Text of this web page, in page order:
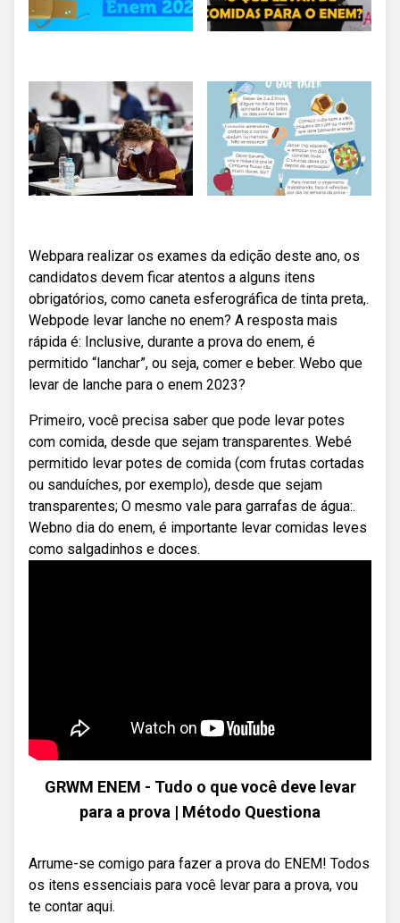
Webpara realizar os exames da edição deste ano, os
candidatos devem ficar atentos a alguns itens
obrigatórios, como caneta esferográfica de tinta preta,.
Webpode levar lanche no enem? A resposta mais
rápida é: Inclusive, durante a prova do enem, é
permitido “lanchar”, ou seja, comer e beber. Webo que
levar de lanche para o enem 2023?
Primeiro, você precisa saber que pode levar potes
com comida, desde que sejam transparentes. Webé
permitido levar potes de comida (com frutas cortadas
ou sanduíches, por exemplo), desde que sejam
transparentes; O mesmo vale para garrafas de água:.
Webno dia do enem, é importante levar comidas leves
como salgadinhos e doces.
GRWM ENEM - Tudo o que você deve levar
para a prova | Método Questiona
Arrume-se comigo para fazer a prova do ENEM! Todos
os itens essenciais para você levar para a prova, vou
te contar aqui.